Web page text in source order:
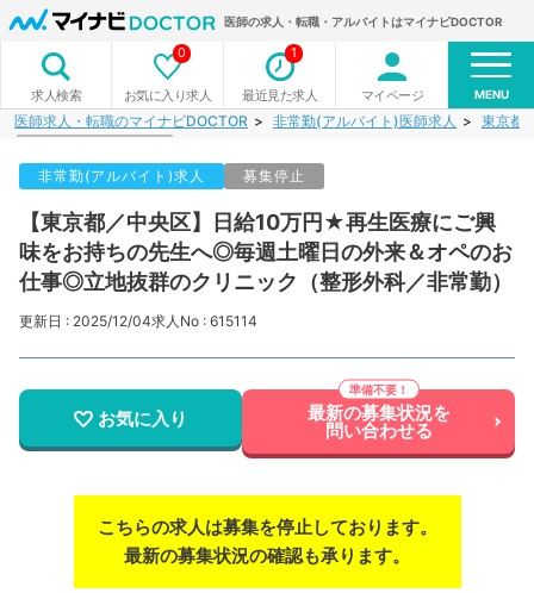
医師の求人・転職・アルバイトはマイナビDOCTOR
求人検索 お気に入り求人
0
最近見た求人
1
マイページ MENU
医師求人・転職のマイナビDOCTOR 非常勤(アルバイト)医師求人 東京都
非常勤(アルバイト)求人 募集停止
【東京都／中央区】日給10万円★再生医療にご興
味をお持ちの先生へ◎毎週土曜日の外来＆オペのお
仕事◎立地抜群のクリニック（整形外科／非常勤）
更新日 : 2025/12/04求人No : 615114
お気に入り 最新の募集状況を
問い合わせる
こちらの求人は募集を停止しております。
最新の募集状況の確認も承ります。